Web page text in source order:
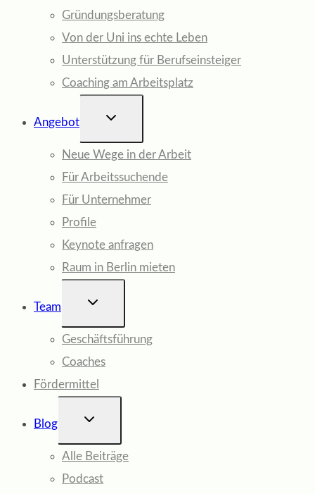
Gründungsberatung
Von der Uni ins echte Leben
Unterstützung für Berufseinsteiger
Coaching am Arbeitsplatz
Angebot
UNTERMENÜ
Neue Wege in der Arbeit
Für Arbeitssuchende
Für Unternehmer
Profile
Keynote anfragen
Raum in Berlin mieten
Team
UNTERMENÜ
Geschäftsführung
Coaches
Fördermittel
Blog
UNTERMENÜ
Alle Beiträge
Podcast